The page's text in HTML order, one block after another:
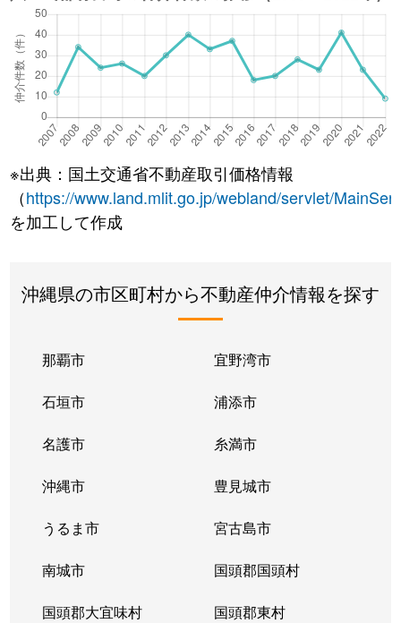
※出典：国土交通省不動産取引価格情報
（https://www.land.mlit.go.jp/webland/servlet/
を加工して作成
沖縄県の市区町村から不動産仲介情報を探す
那覇市 宜野湾市
石垣市 浦添市
名護市 糸満市
沖縄市 豊見城市
うるま市 宮古島市
南城市 国頭郡国頭村
国頭郡大宜味村 国頭郡東村